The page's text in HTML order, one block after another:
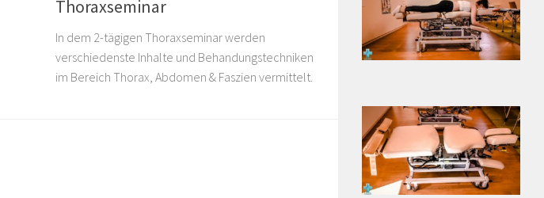
Thoraxseminar
In dem 2-tägigen Thoraxseminar werden
verschiedenste Inhalte und Behandungstechniken
im Bereich Thorax, Abdomen & Faszien vermittelt.